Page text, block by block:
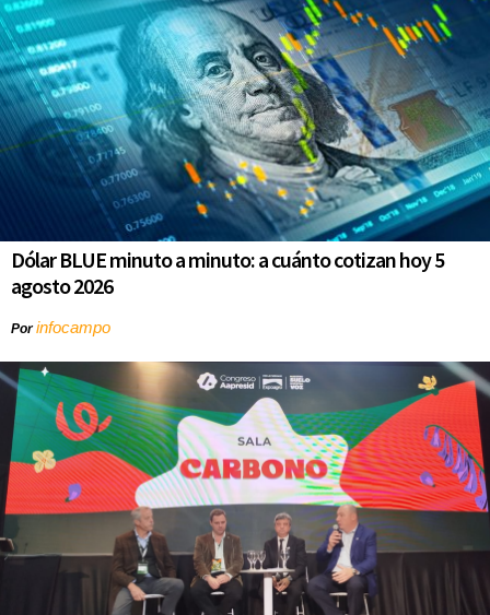
Dólar BLUE minuto a minuto: a cuánto cotizan hoy 5
agosto 2026
Porinfocampo